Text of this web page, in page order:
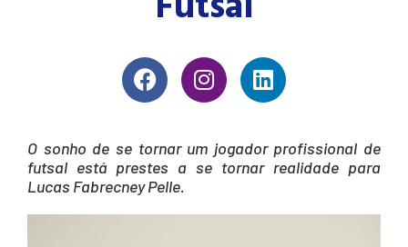
O sonho de se tornar um jogador profissional de
futsal está prestes a se tornar realidade para
Lucas Fabrecney Pelle.